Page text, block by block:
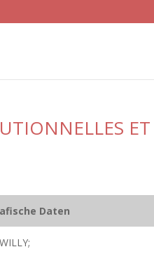
ET
Daten